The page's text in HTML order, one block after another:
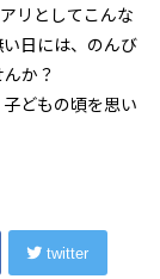
リとしてこんな
日には、のんび
か？
どもの頃を思い
twitter